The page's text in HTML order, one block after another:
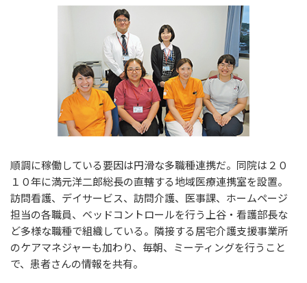
順調に稼働している要因は円滑な多職種連携だ。同院は２０
１０年に満元洋二郎総長の直轄する地域医療連携室を設置。
訪問看護、デイサービス、訪問介護、医事課、ホームページ
担当の各職員、ベッドコントロールを行う上谷・看護部長な
ど多様な職種で組織している。隣接する居宅介護支援事業所
のケアマネジャーも加わり、毎朝、ミーティングを行うこと
で、患者さんの情報を共有。